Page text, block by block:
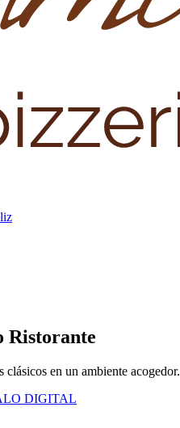
Ristorante
en un ambiente acogedor.
DIGITAL